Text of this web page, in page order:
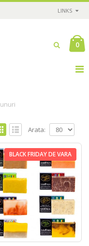
LINKS
0
Arata:
BLACK FRIDAY DE VARA